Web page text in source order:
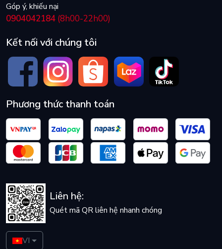
Góp ý, khiếu nại
0904042184 (8h00-22h00)
Kết nối với chúng tôi
Phương thức thanh toán
Liên hệ:
Quét mã QR liên hệ nhanh chóng
VI